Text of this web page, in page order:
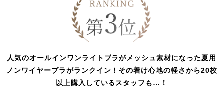
人気のオールインワンライトブラがメッシュ素材になった夏用
ノンワイヤーブラがランクイン！その着け心地の軽さから20枚
以上購入しているスタッフも…！